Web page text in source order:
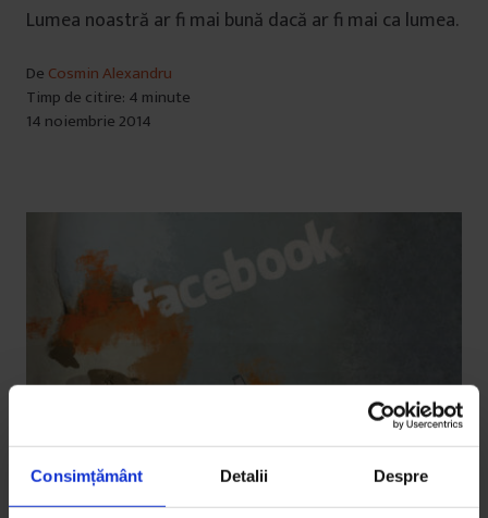
Consimțământ Detalii Despre
Lumea noastră ar fi mai bună dacă ar fi mai ca lumea.
De Cosmin Alexandru
Timp de citire: 4 minute
14 noiembrie 2014